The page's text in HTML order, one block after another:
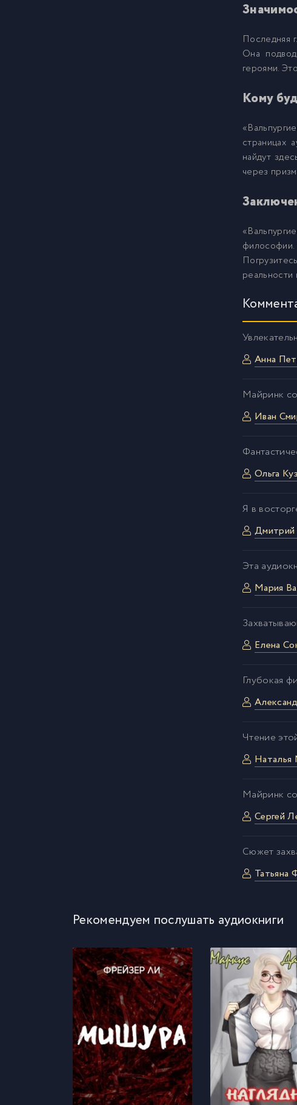
Последняя
Она
героями.
Кому
страницах
найдут
через
философии.
реальности
Анна
Майринк
Иван
Ольга
Я в
Дмитрий
Эта
Мария
Елена
Глубокая
Чтение
Наталья
Майринк
Сергей
Cюжет
Татьяна
Рекомендуем послушать аудиокниги